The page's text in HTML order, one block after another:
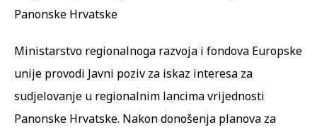
Panonske Hrvatske
Ministarstvo regionalnoga razvoja i fondova Europske
unije provodi Javni poziv za iskaz interesa za
sudjelovanje u regionalnim lancima vrijednosti
Panonske Hrvatske. Nakon donošenja planova za